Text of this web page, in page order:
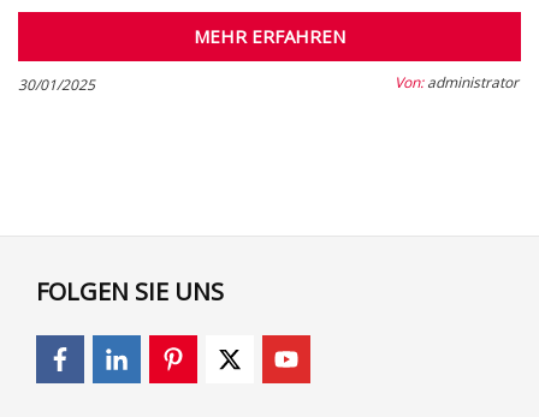
MEHR ERFAHREN
30/01/2025 Von:administrator
FOLGEN SIE UNS